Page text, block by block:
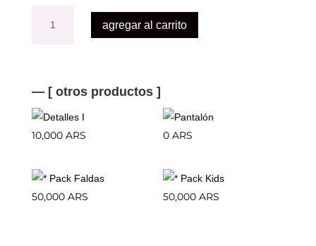
cantidad agregar al carrito
— [ otros productos ]
10,000 ARS 0ARS
50,000 ARS 50,000ARS